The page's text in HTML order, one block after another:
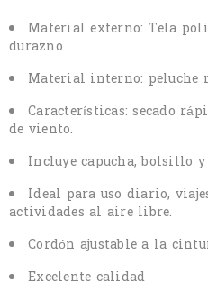
Material externo: Tela
durazno
Material interno: peluche
Características: secado
de viento.
Incluye capucha, bolsillo
Ideal para uso diario,
actividades al aire libre.
Cordón ajustable a la
Excelente calidad